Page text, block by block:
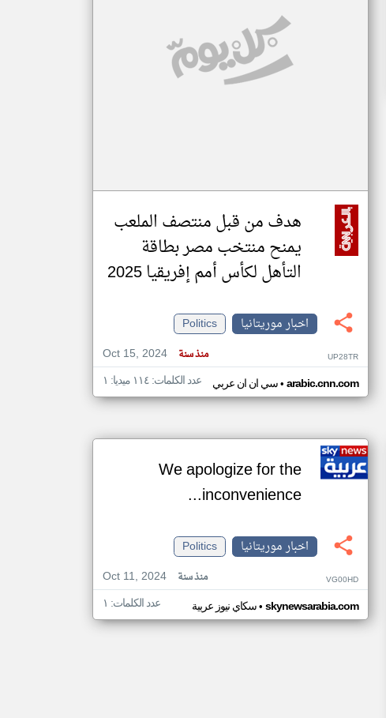
مصادر الأخبار من موريتانيا
هدف من قبل منتصف الملعب
يمنح منتخب مصر بطاقة
التأهل لكأس أمم إفريقيا 2025
اخبار موريتانيا
Politics
Oct 15, 2024
منذ سنة UP28TR
سي ان ان عربي• arabic.cnn.com عدد الكلمات: ١١٤ ميديا: ١
We apologize for the
inconvenience...
اخبار موريتانيا
Politics
Oct 11, 2024
منذ سنة VG00HD
سكاي نيوز عربية• skynewsarabia.com عدد الكلمات: ١